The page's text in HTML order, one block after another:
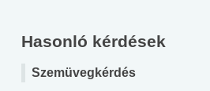
Hasonló kérdések
Szemüvegkérdés